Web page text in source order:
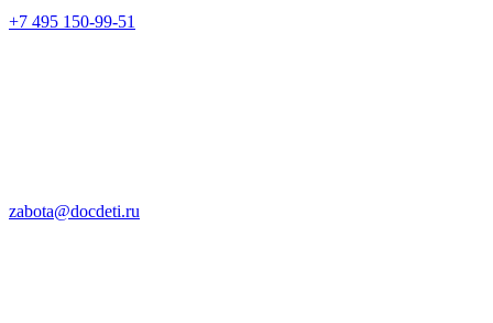
+7 495 150-99-51
zabota@docdeti.ru